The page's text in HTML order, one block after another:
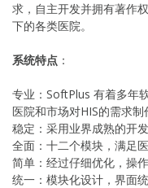
求，自主开发并拥有著作
下的各类医院。
系统特点 ：
专业：SoftPlus 有着多年
医院和市场对HIS的需求制
稳定：采用业界成熟的开
全面：十二个模块，满足
简单：经过仔细优化，操
统一：模块化设计，界面